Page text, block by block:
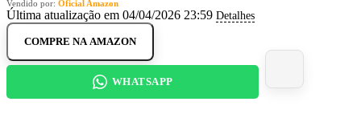
Vendido por: Oficial Amazon
Última atualização em 04/04/2026 23:59 Detalhes
COMPRE NA AMAZON
WHATSAPP